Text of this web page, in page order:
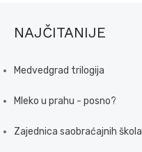
NAJČITANIJE
Medvedgrad trilogija
Mleko u prahu - posno?
Zajednica saobraćajnih škola